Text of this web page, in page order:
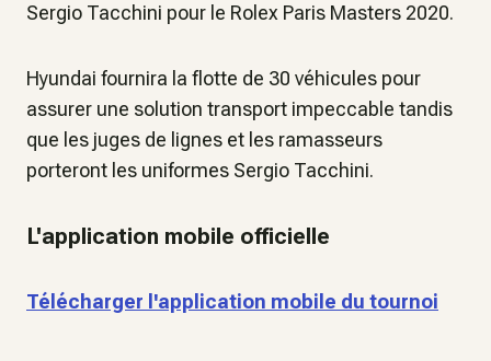
Sergio Tacchini pour le Rolex Paris Masters 2020.
Hyundai fournira la flotte de 30 véhicules pour
assurer une solution transport impeccable tandis
que les juges de lignes et les ramasseurs
porteront les uniformes Sergio Tacchini.
L'application mobile officielle
Télécharger l'application mobile du tournoi